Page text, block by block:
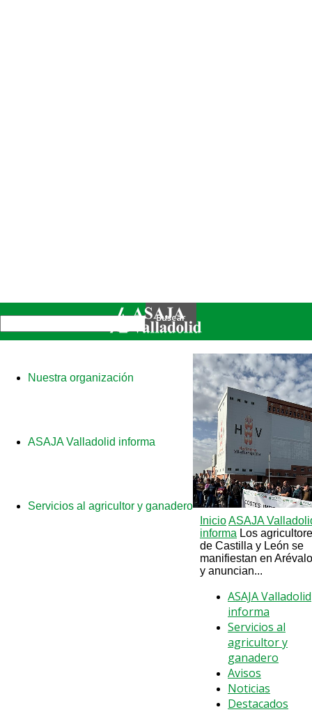
Nuestra organización
ASAJA Valladolid informa
Servicios al agricultor y ganadero
InicioASAJA
informa Los
de Castilla y León se
manifiestan en Arévalo
y anuncian...
ASAJA Valladolid
informa
Servicios al
agricultor y
ganadero
Avisos
Noticias
Destacados